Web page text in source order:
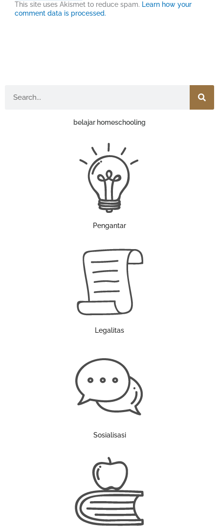
This site uses Akismet to reduce spam. Learn how your
comment data is processed.
belajar homeschooling
Pengantar
Legalitas
Sosialisasi